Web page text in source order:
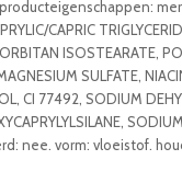
CAPRIC
ISOSTEARATE,
SULFATE,
CI 77492, SODIUM
nee. vorm: vloeistof.